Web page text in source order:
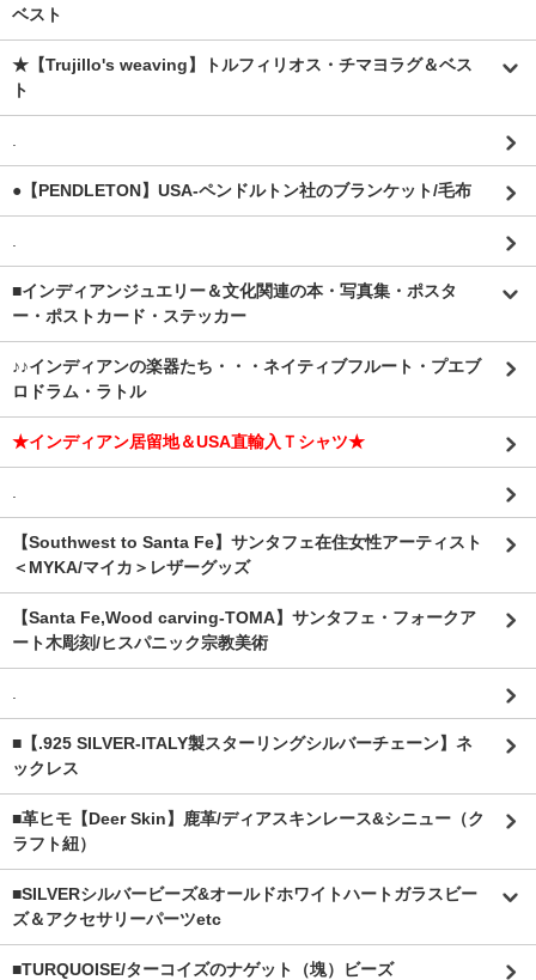
ベスト
★【Trujillo's weaving】トルフィリオス・チマヨラグ＆ベス
ト
●【PENDLETON】USA-ペンドルトン社のブランケット/毛布
■インディアンジュエリー＆文化関連の本・写真集・ポスタ
ー・ポストカード・ステッカー
♪♪インディアンの楽器たち・・・ネイティブフルート・プエブ
ロドラム・ラトル
★インディアン居留地＆USA直輸入Ｔシャツ★
【Southwest to Santa Fe】サンタフェ在住女性アーティスト
＜MYKA/マイカ＞レザーグッズ
【Santa Fe,Wood carving-TOMA】サンタフェ・フォークア
ート木彫刻/ヒスパニック宗教美術
■【.925 SILVER-ITALY製スターリングシルバーチェーン】ネ
ックレス
■革ヒモ【Deer Skin】鹿革/ディアスキンレース&シニュー（ク
ラフト紐）
■SILVERシルバービーズ&オールドホワイトハートガラスビー
ズ＆アクセサリーパーツetc
■TURQUOISE/ターコイズのナゲット（塊）ビーズ